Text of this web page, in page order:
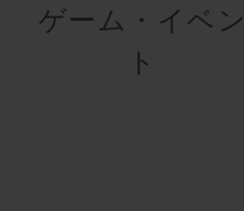
ゲーム・イベン
ト